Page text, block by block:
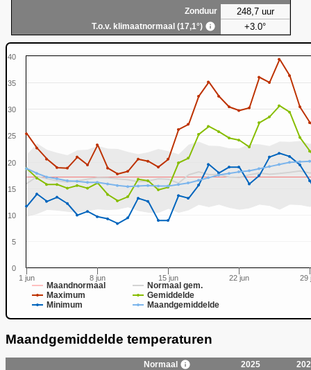
Zonduur
248,7 uur
T.o.v. klimaatnormaal (17,1°) +3.0°
Maandnormaal
Normaal gem.
Maximum
Gemiddelde
Minimum
Maandgemiddelde
1 jun 8 jun 15 jun 22 jun 29
0
5
10
15
20
25
30
35
40
Maandgemiddelde temperaturen
Normaal 2025